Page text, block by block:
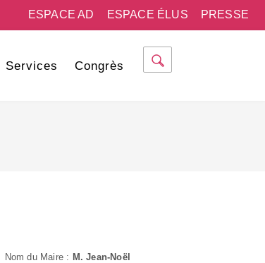
PRESSE
ESPACE ÉLUS
ESPACE AD
Services Congrès
Nom du Maire : M. Jean-Noël